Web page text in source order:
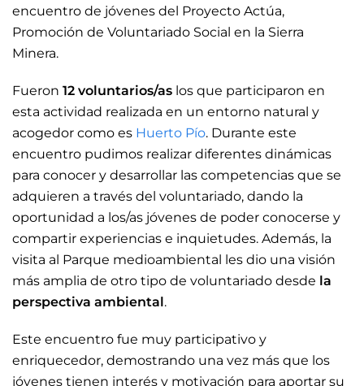
encuentro de jóvenes del Proyecto Actúa,
Promoción de Voluntariado Social en la Sierra
Minera.
Fueron 12 voluntarios/as los que participaron en
esta actividad realizada en un entorno natural y
acogedor como es Huerto Pío. Durante este
encuentro pudimos realizar diferentes dinámicas
para conocer y desarrollar las competencias que se
adquieren a través del voluntariado, dando la
oportunidad a los/as jóvenes de poder conocerse y
compartir experiencias e inquietudes. Además, la
visita al Parque medioambiental les dio una visión
más amplia de otro tipo de voluntariado desde la
perspectiva ambiental.
Este encuentro fue muy participativo y
enriquecedor, demostrando una vez más que los
jóvenes tienen interés y motivación para aportar su